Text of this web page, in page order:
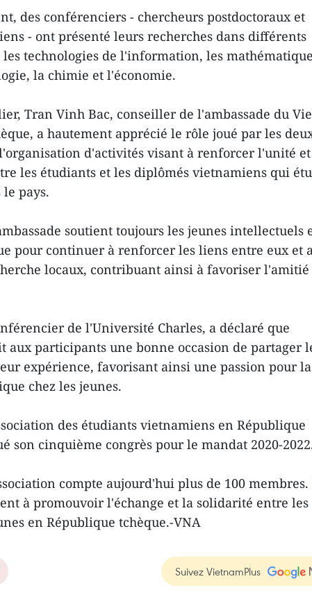
des conférenciers - chercheurs postdoctoraux et
- ont présenté leurs recherches dans différents
les technologies de l'information, les
la chimie et l'économie.
Tran Vinh Bac, conseiller de l'ambassade du
a hautement apprécié le rôle joué par les
d'activités visant à renforcer l'unité
les étudiants et les diplômés vietnamiens qui
pays.
soutient toujours les jeunes intellectuels
pour continuer à renforcer les liens entre eux et
locaux, contribuant ainsi à favoriser
de l'Université Charles, a déclaré que
aux participants une bonne occasion de partager
expérience, favorisant ainsi une passion pour la
chez les jeunes.
des étudiants vietnamiens en République
son cinquième congrès pour le mandat 2020-
compte aujourd'hui plus de 100 membres.
à promouvoir l'échange et la solidarité entre les
en République tchèque.-VNA
Suivez VietnamPlus